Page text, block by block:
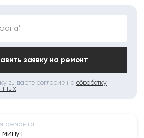
заявку на ремонт
вы даете согласие на обработку
ремонта
минут